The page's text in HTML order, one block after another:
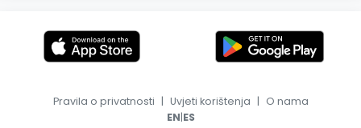
Pravila o privatnosti | Uvjeti korištenja | O nama
EN|ES